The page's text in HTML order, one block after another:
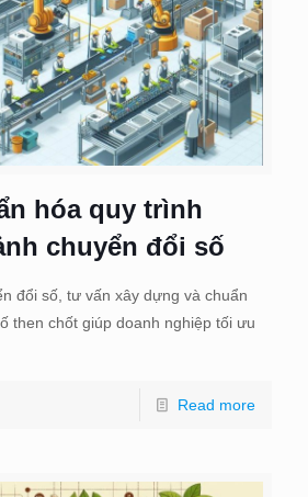
hóa quy trình
chuyển đổi số
đổi số, tư vấn xây dựng và chuẩn
then chốt giúp doanh nghiệp tối ưu
Read more